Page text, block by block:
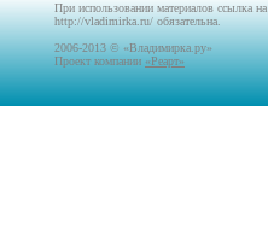
При использовании материалов ссылка на
http://vladimirka.ru/ обязательна.
2006-2013 © «Владимирка.ру»
Проект компании «Реарт»